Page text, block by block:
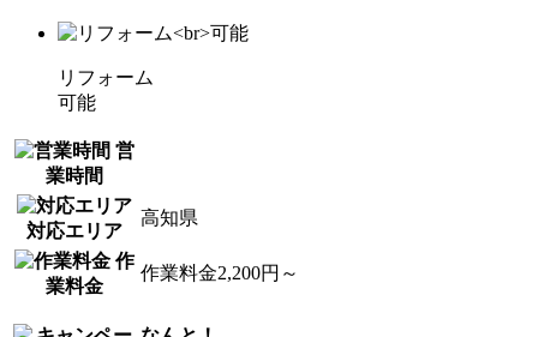
リフォーム
可能
営
業時間
対応エリア
高知県
作
業料金
作業料金2,200円～